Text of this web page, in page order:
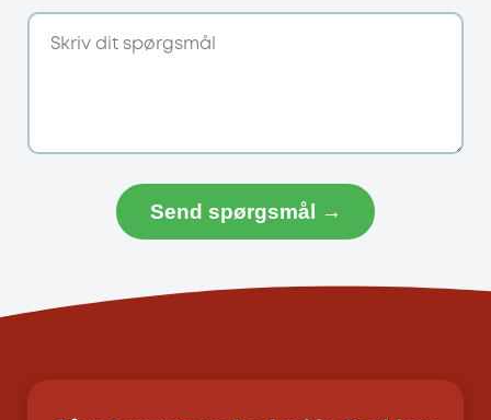
Send spørgsmål →